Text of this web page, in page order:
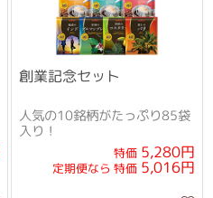
創業記念セット
人気の10銘柄がたっぷり85袋
入り！
特価5,280円
定期便なら 特価5,016円